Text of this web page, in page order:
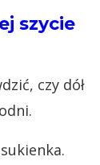
szycie
czy dół